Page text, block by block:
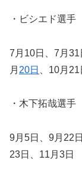
・ビシエド選手
7月10日、7月
月 20日 、10月21
・木下拓哉選手
9月5日、9月22
23日、11月3日